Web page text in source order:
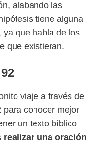
alabando las
tiene alguna
ya que habla de los
que existieran.
viaje a través de
para conocer mejor
un texto bíblico
realizar una oración